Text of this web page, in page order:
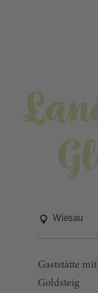
Wiesau
Gaststätte
Goldsteig